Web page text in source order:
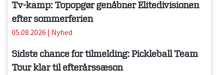
Tv-kamp: Topopgør genåbner Elitedivisionen
efter sommerferien
05.08.2026 | Nyhed
Sidste chance for tilmelding: Pickleball Team
Tour klar til efterårssæson